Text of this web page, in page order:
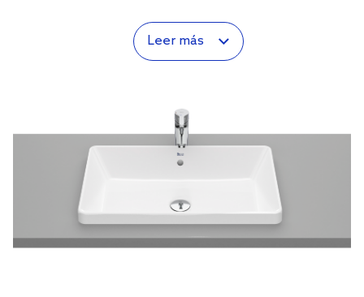
Leer más